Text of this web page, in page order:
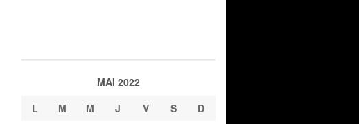
MAI 2022
L
M M J V S D